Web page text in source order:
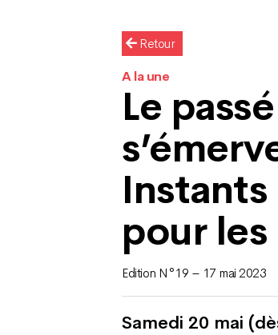
Retour
A la une
Le
pour
Edition N°19 – 17 mai 2023
Samedi 20 mai